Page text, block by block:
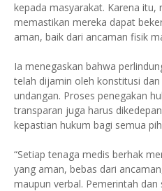
kepada masyarakat. Karena itu,
memastikan mereka dapat
aman, baik dari ancaman fisik
Ia menegaskan bahwa
telah dijamin oleh konstitusi
undangan. Proses penegakan
transparan juga harus
kepastian hukum bagi semua
“Setiap tenaga medis berhak
yang aman, bebas dari
maupun verbal. Pemerintah